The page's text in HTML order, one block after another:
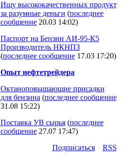
Ищу высококачественных продукт
за разумные деньги (последнее
сообщение 20.03 14:02)
Паспорт на Бензин АИ-95-К5
Производитель НКНПЗ
(последнее сообщение 17.03 17:20)
Опыт нефтетрейдера
Октаноповышающие присадки
для бензина (последнее сообщение
31.08 15:22)
Поставка УВ сырья(последнее
сообщение 27.07 17:47)
Подпиcаться
RSS